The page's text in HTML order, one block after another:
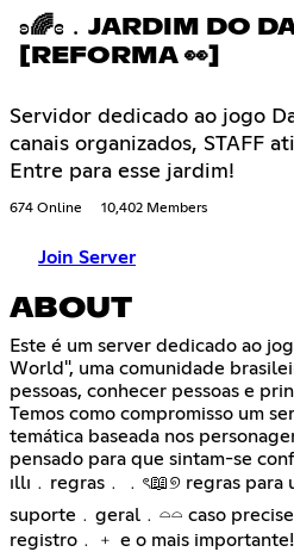
ʚ🌈ɞ﹒JARDIM DO
[REFORMA 👀]
Servidor dedicado ao jogo
canais organizados, STAFF
Entre para esse jardim!
674 Online 10,402 Members
Join Server
ABOUT
Este é um server dedicado ao
World", uma comunidade
pessoas, conhecer pessoas e
Temos como compromisso um
temática baseada nos
pensado para que sintam-se
⁠ıllı﹒regras﹒﹒ৎ📖୭ regras
⁠suporte﹒geral﹒𓏏𓏏 caso precise
registro﹒﹢ e o mais